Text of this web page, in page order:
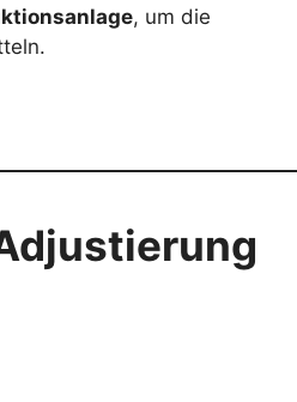
, um die